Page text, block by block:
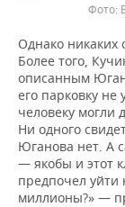
Однако никаких
Более того,
описанным
его парковку не
человеку могли
Ни одного
Юганова нет. А
— якобы и этот
предпочел
миллионы?» —